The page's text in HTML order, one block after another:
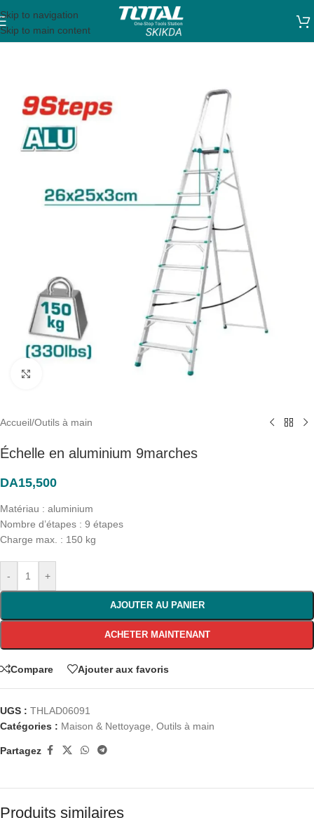
Skip to navigation
Skip to main content
Accueil/Outils à main
Échelle en aluminium 9marches
DA15,500
Matériau : aluminium
Nombre d’étapes : 9 étapes
Charge max. : 150 kg
- +
AJOUTER AU PANIER
ACHETER MAINTENANT
Compare Ajouter aux favoris
UGS : THLAD06091
Catégories : Maison & Nettoyage, Outils à main
Partagez
Produits similaires